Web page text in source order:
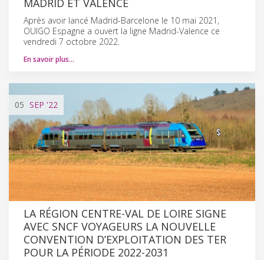
MADRID ET VALENCE
Après avoir lancé Madrid-Barcelone le 10 mai 2021,
OUIGO Espagne a ouvert la ligne Madrid-Valence ce
vendredi 7 octobre 2022.
En savoir plus…
05 SEP '22
LA RÉGION CENTRE-VAL DE LOIRE SIGNE
AVEC SNCF VOYAGEURS LA NOUVELLE
CONVENTION D’EXPLOITATION DES TER
POUR LA PÉRIODE 2022-2031